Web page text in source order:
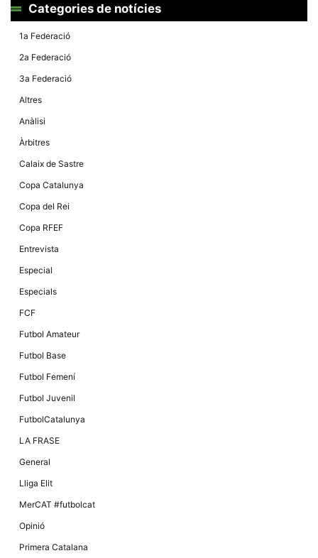
Categories de notícies
1a Federació
2a Federació
3a Federació
Altres
Anàlisi
Àrbitres
Calaix de Sastre
Copa Catalunya
Copa del Rei
Copa RFEF
Entrevista
Especial
Especials
FCF
Futbol Amateur
Futbol Base
Futbol Femení
Futbol Juvenil
FutbolCatalunya
LA FRASE
General
Lliga Elit
MerCAT #futbolcat
Opinió
Primera Catalana